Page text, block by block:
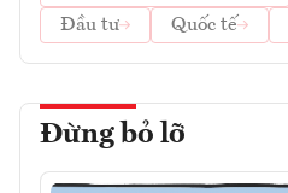
Đầu tư
Quốc tế
Đừng bỏ lỡ